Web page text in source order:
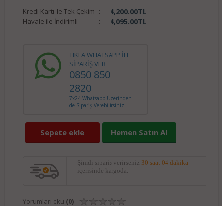
Kredi Kartı ile Tek Çekim : 4,200.00TL
Havale ile İndirimli : 4,095.00TL
TIKLA WHATSAPP İLE
SİPARİŞ VER
0850 850
2820
7x24 Whatsapp Üzerinden
de Sipariş Verebilirsiniz.
Sepete ekle Hemen Satın Al
Şimdi sipariş verirseniz 30 saat 04 dakika
içerisinde kargoda.
Yorumları oku (0)